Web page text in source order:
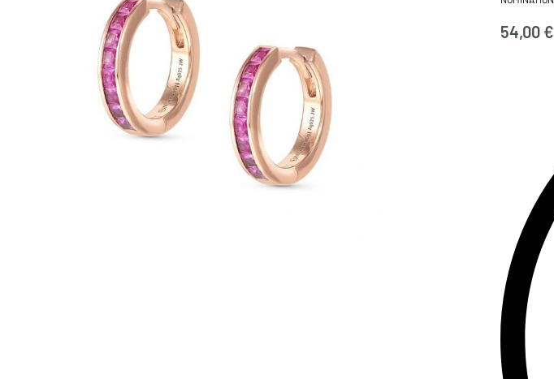
54,00 €